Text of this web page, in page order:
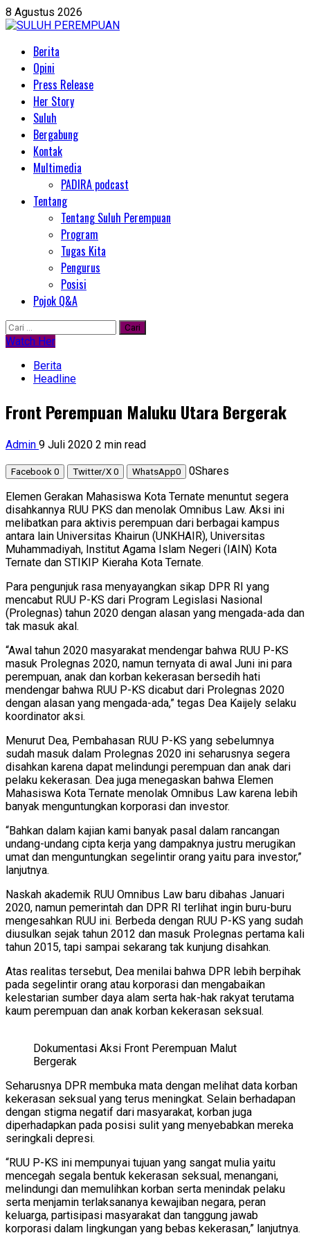
Skip
to
8 Agustus 2026
PrimaryBerita
Opini
Press Release
Her Story
Suluh
Bergabung
Kontak
Multimedia
PADIRA podcast
Tentang
Tentang Suluh Perempuan
Program
Tugas Kita
Pengurus
Posisi
Pojok Q&A
Cari
untuk:
Watch Her
Berita
Headline
Front Perempuan Maluku Utara Bergerak
Admin 9 Juli 2020 2 min read
Facebook 0 Twitter/X 0 WhatsApp0 0Shares
Elemen Gerakan Mahasiswa Kota Ternate menuntut segera
disahkannya RUU PKS dan menolak Omnibus Law. Aksi ini
melibatkan para aktivis perempuan dari berbagai kampus
antara lain Universitas Khairun (UNKHAIR), Universitas
Muhammadiyah, Institut Agama Islam Negeri (IAIN) Kota
Ternate dan STIKIP Kieraha Kota Ternate.
Para pengunjuk rasa menyayangkan sikap DPR RI yang
mencabut RUU P-KS dari Program Legislasi Nasional
(Prolegnas) tahun 2020 dengan alasan yang mengada-ada dan
tak masuk akal.
“Awal tahun 2020 masyarakat mendengar bahwa RUU P-KS
masuk Prolegnas 2020, namun ternyata di awal Juni ini para
perempuan, anak dan korban kekerasan bersedih hati
mendengar bahwa RUU P-KS dicabut dari Prolegnas 2020
dengan alasan yang mengada-ada,” tegas Dea Kaijely selaku
koordinator aksi.
Menurut Dea, Pembahasan RUU P-KS yang sebelumnya
sudah masuk dalam Prolegnas 2020 ini seharusnya segera
disahkan karena dapat melindungi perempuan dan anak dari
pelaku kekerasan. Dea juga menegaskan bahwa Elemen
Mahasiswa Kota Ternate menolak Omnibus Law karena lebih
banyak menguntungkan korporasi dan investor.
“Bahkan dalam kajian kami banyak pasal dalam rancangan
undang-undang cipta kerja yang dampaknya justru merugikan
umat dan menguntungkan segelintir orang yaitu para investor,”
lanjutnya.
Naskah akademik RUU Omnibus Law baru dibahas Januari
2020, namun pemerintah dan DPR RI terlihat ingin buru-buru
mengesahkan RUU ini. Berbeda dengan RUU P-KS yang sudah
diusulkan sejak tahun 2012 dan masuk Prolegnas pertama kali
tahun 2015, tapi sampai sekarang tak kunjung disahkan.
Atas realitas tersebut, Dea menilai bahwa DPR lebih berpihak
pada segelintir orang atau korporasi dan mengabaikan
kelestarian sumber daya alam serta hak-hak rakyat terutama
kaum perempuan dan anak korban kekerasan seksual.
Dokumentasi Aksi Front Perempuan Malut
Bergerak
Seharusnya DPR membuka mata dengan melihat data korban
kekerasan seksual yang terus meningkat. Selain berhadapan
dengan stigma negatif dari masyarakat, korban juga
diperhadapkan pada posisi sulit yang menyebabkan mereka
seringkali depresi.
“RUU P-KS ini mempunyai tujuan yang sangat mulia yaitu
mencegah segala bentuk kekerasan seksual, menangani,
melindungi dan memulihkan korban serta menindak pelaku
serta menjamin terlaksananya kewajiban negara, peran
keluarga, partisipasi masyarakat dan tanggung jawab
korporasi dalam lingkungan yang bebas kekerasan,” lanjutnya.